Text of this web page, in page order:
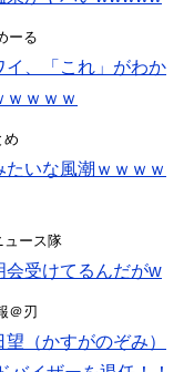
ーる
イ、「これ」がわか
ｗｗｗｗ
め
いな風潮ｗｗｗｗ
ュース隊
会受けてるんだがw
＠刃
（かすがのぞみ）